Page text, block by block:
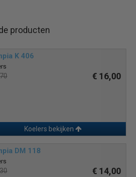
producten
K 406
€ 16,00
Koelers bekijken
DM 118
€ 14,00